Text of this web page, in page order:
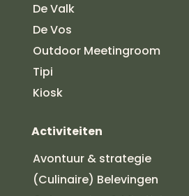
De Valk
De Vos
Outdoor Meetingroom
Tipi
Kiosk
Activiteiten
Avontuur & strategie
(Culinaire) Belevingen